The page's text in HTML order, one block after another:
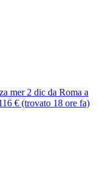
mer 2 dic da Roma a
€ (trovato 18 ore fa)